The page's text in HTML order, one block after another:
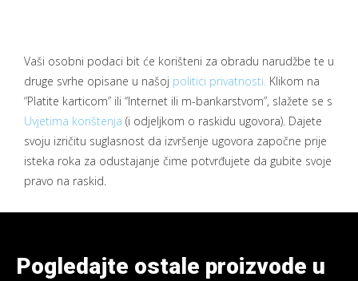
Vaši osobni podaci bit će korišteni za obradu narudžbe te u
druge svrhe opisane u našoj politici privatnosti. Klikom na
“Platite karticom” ili “Internet ili m-bankarstvom”, slažete se s
Uvjetima korištenja (i odjeljkom o raskidu ugovora). Dajete
svoju izričitu suglasnost da izvršenje ugovora započne prije
isteka roka za odustajanje čime potvrđujete da gubite svoje
pravo na raskid.
Pogledajte ostale proizvode u